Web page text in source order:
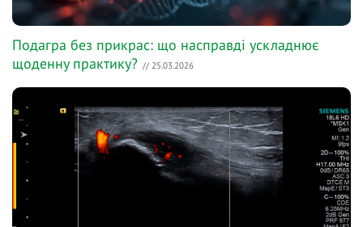
Подагра без прикрас: що насправді ускладнює
щоденну практику? // 25.03.2026